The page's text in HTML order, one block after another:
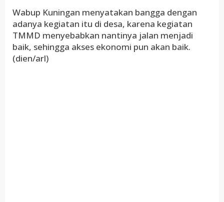
Wabup Kuningan menyatakan bangga dengan
adanya kegiatan itu di desa, karena kegiatan
TMMD menyebabkan nantinya jalan menjadi
baik, sehingga akses ekonomi pun akan baik.
(dien/arl)